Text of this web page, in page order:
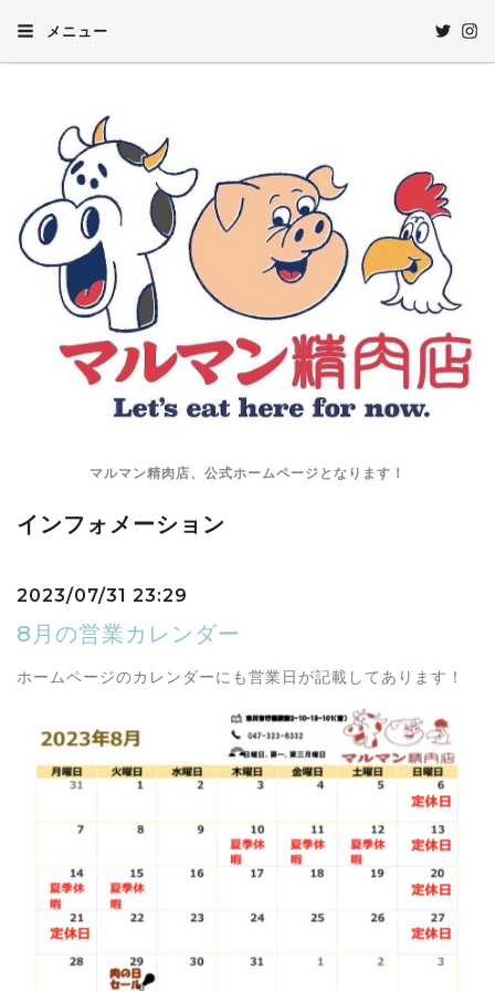
メニュー
マルマン精肉店、公式ホームページとなります！
インフォメーション
2023/07/31 23:29
8月の営業カレンダー
ホームページのカレンダーにも営業日が記載してあります！